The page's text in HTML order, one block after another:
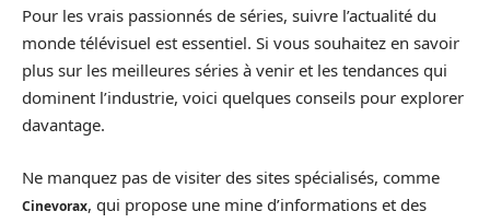
Pour les vrais passionnés de séries, suivre l’actualité du
monde télévisuel est essentiel. Si vous souhaitez en savoir
plus sur les meilleures séries à venir et les tendances qui
dominent l’industrie, voici quelques conseils pour explorer
davantage.
Ne manquez pas de visiter des sites spécialisés, comme
Cinevorax, qui propose une mine d’informations et des